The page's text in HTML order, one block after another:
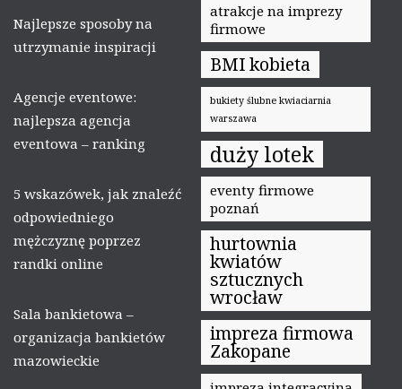
Najlepsze sposoby na
utrzymanie inspiracji
Agencje eventowe:
najlepsza agencja
eventowa – ranking
5 wskazówek, jak znaleźć
odpowiedniego
mężczyznę poprzez
randki online
Sala bankietowa –
organizacja bankietów
mazowieckie
atrakcje na imprezy
firmowe
BMI kobieta
bukiety ślubne kwiaciarnia
warszawa
duży lotek
eventy firmowe
poznań
hurtownia
kwiatów
sztucznych
wrocław
impreza firmowa
Zakopane